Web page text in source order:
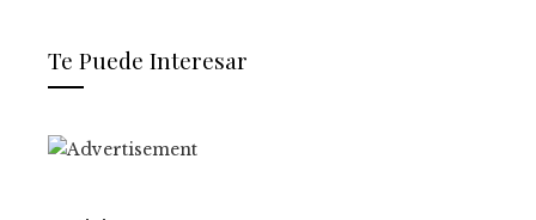
Te Puede Interesar